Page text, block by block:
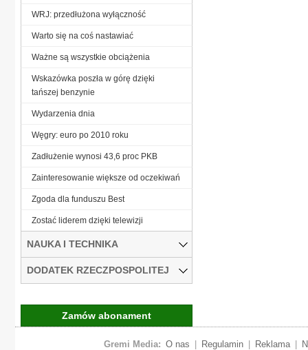
WRJ: przedłużona wyłączność
Warto się na coś nastawiać
Ważne są wszystkie obciążenia
Wskazówka poszła w górę dzięki
tańszej benzynie
Wydarzenia dnia
Węgry: euro po 2010 roku
Zadłużenie wynosi 43,6 proc PKB
Zainteresowanie większe od oczekiwań
Zgoda dla funduszu Best
Zostać liderem dzięki telewizji
NAUKA I TECHNIKA
DODATEK RZECZPOSPOLITEJ
Zamów abonament
Gremi Media: O nas Regulamin Reklama